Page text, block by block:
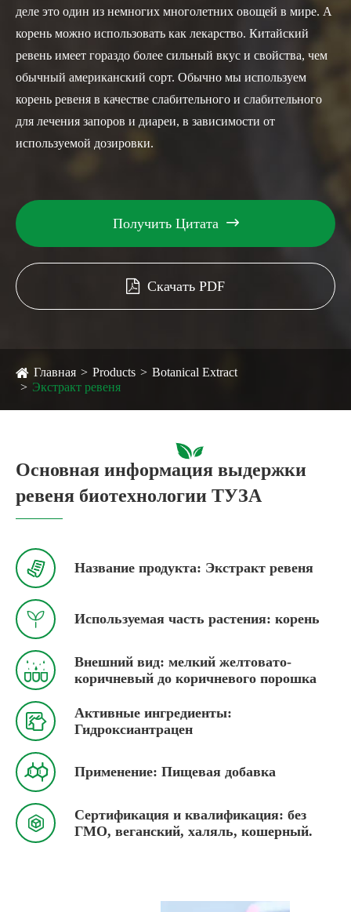
деле это один из немногих многолетних овощей в мире. А
корень можно использовать как лекарство. Китайский
ревень имеет гораздо более сильный вкус и свойства, чем
обычный американский сорт. Обычно мы используем
корень ревеня в качестве слабительного и слабительного
для лечения запоров и диареи, в зависимости от
используемой дозировки.
Получить Цитата 
Скачать PDF
Главная Products
Botanical Extract
Экстракт ревеня
Основная информация выдержки
ревеня биотехнологии ТУЗА
 Название продукта: Экстракт ревеня
 Используемая часть растения: корень

Внешний вид: мелкий желтовато-
коричневый до коричневого порошка

Активные ингредиенты:
Гидроксиантрацен
 Применение: Пищевая добавка

Сертификация и квалификация: без
ГМО, веганский, халяль, кошерный.